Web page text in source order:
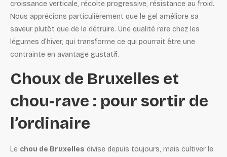
croissance verticale, récolte progressive, résistance au froid.
Nous apprécions particulièrement que le gel améliore sa
saveur plutôt que de la détruire. Une qualité rare chez les
légumes d’hiver, qui transforme ce qui pourrait être une
contrainte en avantage gustatif.
Choux de Bruxelles et
chou-rave : pour sortir de
l’ordinaire
Le chou de Bruxelles divise depuis toujours, mais cultiver le